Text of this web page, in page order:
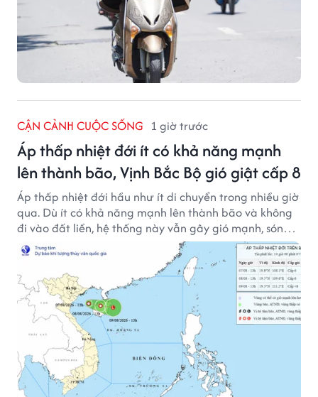
CẬN CẢNH CUỘC SỐNG 1 giờ trước
Áp thấp nhiệt đới ít có khả năng mạnh
lên thành bão, Vịnh Bắc Bộ gió giật cấp 8
Áp thấp nhiệt đới hầu như ít di chuyển trong nhiều giờ
qua. Dù ít có khả năng mạnh lên thành bão và không
đi vào đất liền, hệ thống này vẫn gây gió mạnh, sóng
lớn trên nhiều vùng biển.